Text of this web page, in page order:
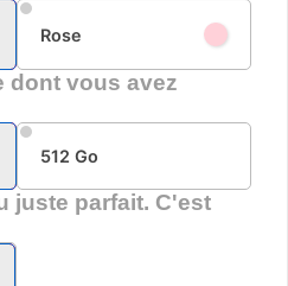
Rose
dont vous avez
512 Go
juste parfait. C'est